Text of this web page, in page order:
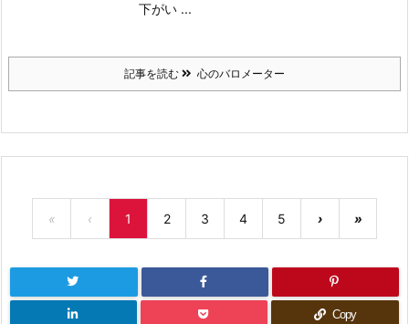
下がい ...
記事を読む 心のバロメーター
« ‹ 1 2 3 4 5 › »
Copy